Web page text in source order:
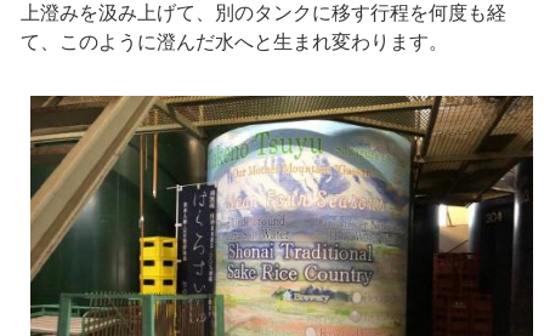
上澄みを汲み上げて、別のタンクに移す行程を何度も経
て、このように澄んだ水へと生まれ変わります。